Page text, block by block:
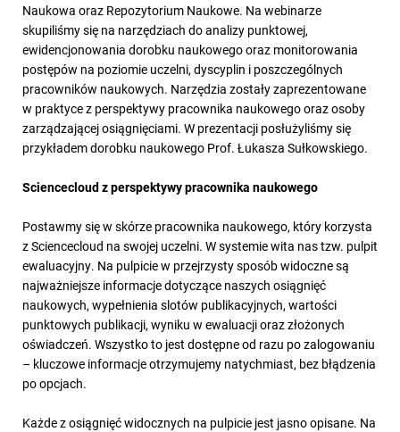
Naukowa oraz Repozytorium Naukowe. Na webinarze
skupiliśmy się na narzędziach do analizy punktowej,
ewidencjonowania dorobku naukowego oraz monitorowania
postępów na poziomie uczelni, dyscyplin i poszczególnych
pracowników naukowych. Narzędzia zostały zaprezentowane
w praktyce z perspektywy pracownika naukowego oraz osoby
zarządzającej osiągnięciami. W prezentacji posłużyliśmy się
przykładem dorobku naukowego Prof. Łukasza Sułkowskiego.
Sciencecloud z perspektywy pracownika naukowego
Postawmy się w skórze pracownika naukowego, który korzysta
z Sciencecloud na swojej uczelni. W systemie wita nas tzw. pulpit
ewaluacyjny. Na pulpicie w przejrzysty sposób widoczne są
najważniejsze informacje dotyczące naszych osiągnięć
naukowych, wypełnienia slotów publikacyjnych, wartości
punktowych publikacji, wyniku w ewaluacji oraz złożonych
oświadczeń. Wszystko to jest dostępne od razu po zalogowaniu
– kluczowe informacje otrzymujemy natychmiast, bez błądzenia
po opcjach.
Każde z osiągnięć widocznych na pulpicie jest jasno opisane. Na